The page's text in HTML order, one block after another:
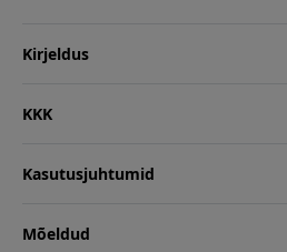
Kirjeldus
KKK
Kasutusjuhtumid
Mõeldud